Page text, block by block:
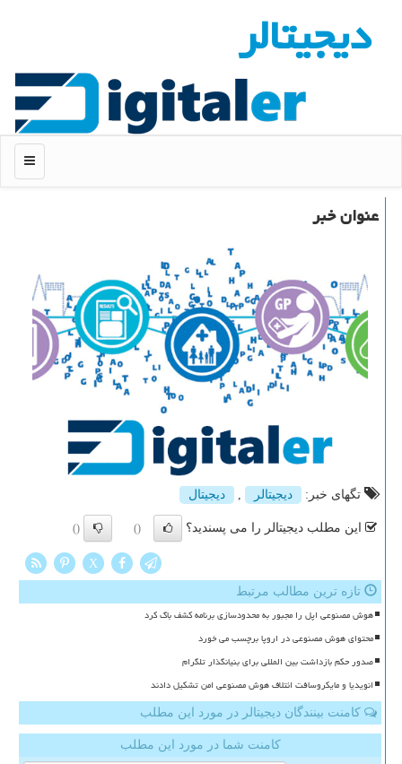
دیجیتالر
منو
عنوان خبر
تگهای خبر: دیجیتالر دیجیتال
این مطلب دیجیتالر را می پسندید؟ ()
()
X
تازه ترین مطالب مرتبط
هوش مصنوعی اپل را مجبور به محدودسازی برنامه کشف باگ کرد
محتوای هوش مصنوعی در اروپا برچسب می خورد
صدور حکم بازداشت بین المللی برای بنیانگذار تلگرام
انویدیا و مایکروسافت ائتلاف هوش مصنوعی امن تشکیل دادند
کامنت بینندگان دیجیتالر در مورد این مطلب
کامنت شما در مورد این مطلب